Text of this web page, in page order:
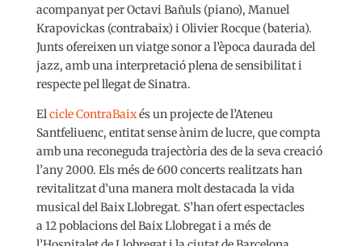
acompanyat per Octavi Bañuls (piano), Manuel
Krapovickas (contrabaix) i Olivier Rocque (bateria).
Junts ofereixen un viatge sonor a l’època daurada del
jazz, amb una interpretació plena de sensibilitat i
respecte pel llegat de Sinatra.
El cicle ContraBaixés un projecte de l’Ateneu
Santfeliuenc, entitat sense ànim de lucre, que compta
amb una reconeguda trajectòria des de la seva creació
l’any 2000. Els més de 600 concerts realitzats han
revitalitzat d’una manera molt destacada la vida
musical del Baix Llobregat. S’han ofert espectacles
a 12 poblacions del Baix Llobregat i a més de